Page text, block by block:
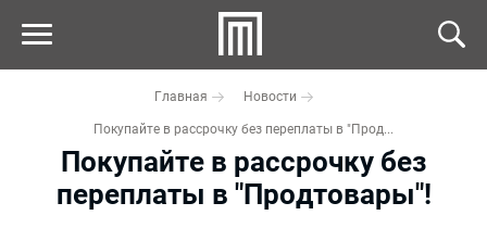
Главная Новости
Покупайте в рассрочку без переплаты в "Прод...
Покупайте в рассрочку без
переплаты в "Продтовары"!